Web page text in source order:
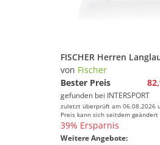
von Fischer
Bester Preis
gefunden bei INTERSPORT
zuletzt überprüft am 06.08.2026
Preis kann sich seitdem geändert
39% Ersparnis
Weitere Angebote: